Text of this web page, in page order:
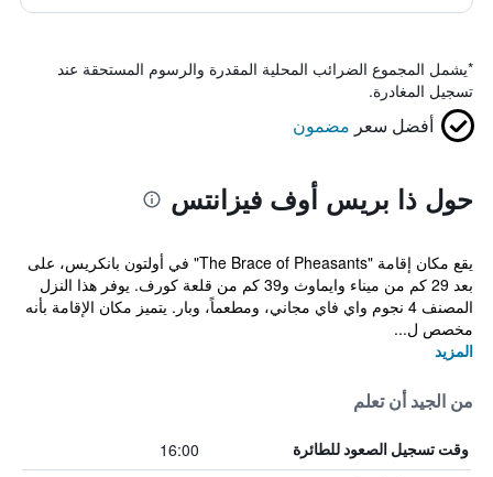
*يشمل المجموع الضرائب المحلية المقدرة والرسوم المستحقة عند
تسجيل المغادرة.
أفضل سعر مضمون
حول ذا بريس أوف فيزانتس
يقع مكان إقامة "The Brace of Pheasants" في أولتون بانكريس، على
بعد 29 كم من ميناء وايماوث و39 كم من قلعة كورف. يوفر هذا النزل
المصنف 4 نجوم واي فاي مجاني، ومطعماً، وبار. يتميز مكان الإقامة بأنه
مخصص ل...
المزيد
من الجيد أن تعلم
وقت تسجيل الصعود للطائرة 16:00